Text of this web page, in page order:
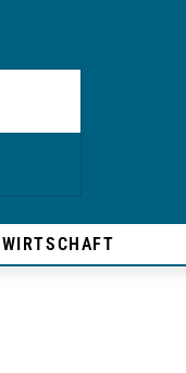
WIRTSCHAFT